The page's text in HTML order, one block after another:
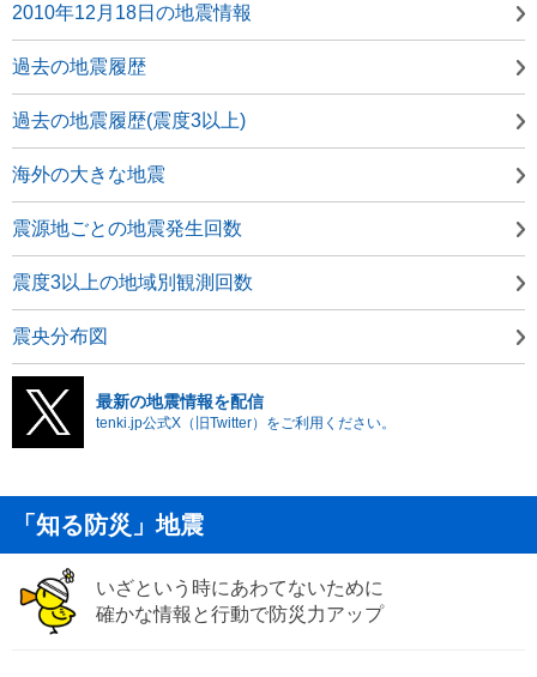
2010年12月18日の地震情報
過去の地震履歴
過去の地震履歴(震度3以上)
海外の大きな地震
震源地ごとの地震発生回数
震度3以上の地域別観測回数
震央分布図
最新の地震情報を配信
tenki.jp公式X（旧Twitter）をご利用ください。
「知る防災」地震
いざという時にあわてないために
確かな情報と行動で防災力アップ